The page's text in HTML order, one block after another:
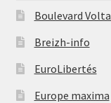
Boulevard
Breizh-info
EuroLibertés
Europe maxima